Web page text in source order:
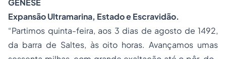
GÊNESE
Expansão Ultramarina, Estado e Escravidão.
“Partimos quinta-feira, aos 3 dias de agosto de 1492,
da barra de Saltes, às oito horas. Avançamos umas